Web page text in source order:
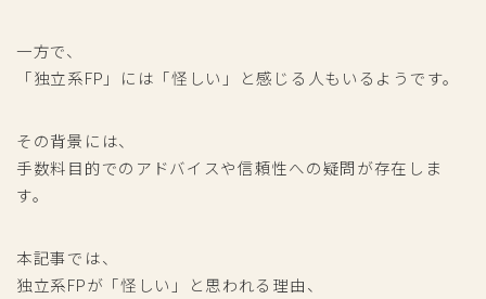
一方で、
「独立系FP」には「怪しい」と感じる人もいるようです。
その背景には、
手数料目的でのアドバイスや信頼性への疑問が存在しま
す。
本記事では、
独立系FPが「怪しい」と思われる理由、